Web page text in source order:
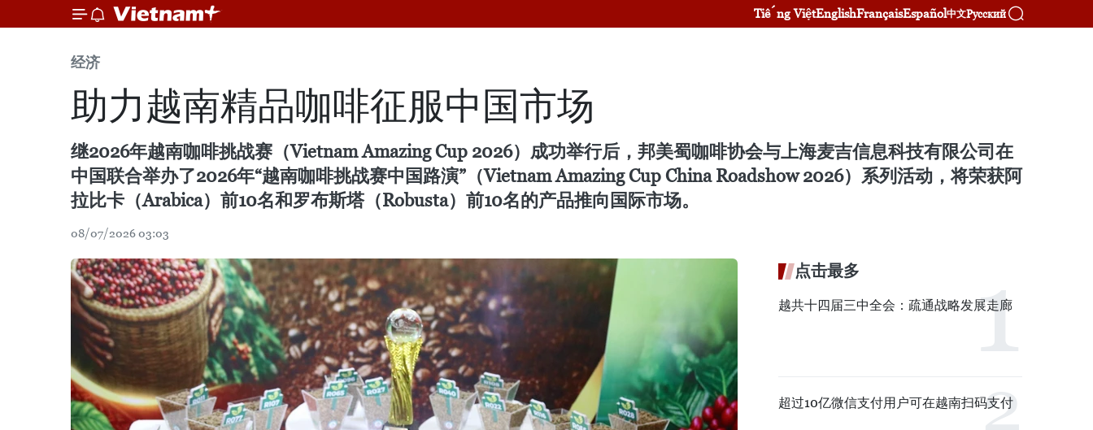
Tiếng ViệtEnglishFrançaisEspañol中文Русский
经济
助力越南精品咖啡征服中国市场
继2026年越南咖啡挑战赛（Vietnam Amazing Cup 2026）成功举行后，邦美蜀咖啡协会与上海麦吉信息科技有限公司在
中国联合举办了2026年“越南咖啡挑战赛中国路演”（Vietnam Amazing Cup China Roadshow 2026）系列活动，将荣获阿
拉比卡（Arabica）前10名和罗布斯塔（Robusta）前10名的产品推向国际市场。
08/07/2026 03:03
点击最多
越共十四届三中全会：疏通战略发展走廊
超过10亿微信支付用户可在越南扫码支付